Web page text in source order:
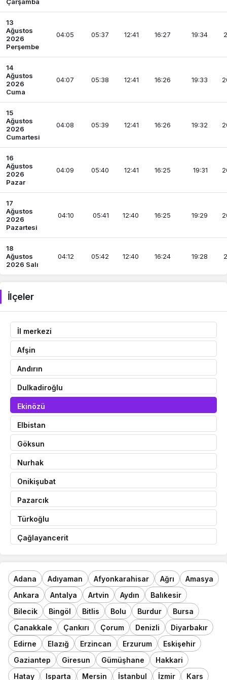
13
Ağustos
2026
Perşembe
04:05 05:37 12:41 16:27 19:34
14
Ağustos
2026
Cuma
04:07 05:38 12:41 16:26 19:33
15
Ağustos
2026
Cumartesi
04:08 05:39 12:41 16:26 19:32
16
Ağustos
2026
Pazar
04:09 05:40 12:41 16:25 19:31
17
Ağustos
2026
Pazartesi
04:10 05:41 12:40 16:25 19:29
18
Ağustos
2026 Salı
04:12 05:42 12:40 16:24 19:28
İlçeler
İl merkezi
Afşin
Andırın
Dulkadiroğlu
Ekinözü
Elbistan
Göksun
Nurhak
Onikişubat
Pazarcık
Türkoğlu
Çağlayancerit
Adana Adıyaman Afyonkarahisar Ağrı
Amasya
Ankara
Antalya Artvin Aydın
Balıkesir
Bilecik
Bingöl Bitlis Bolu Burdur
Bursa
Çanakkale
Çankırı Çorum Denizli
Diyarbakır
Edirne
Elazığ Erzincan Erzurum
Eskişehir
Gaziantep
Giresun Gümüşhane
Hakkari
Hatay
Isparta Mersin İstanbul İzmir Kars